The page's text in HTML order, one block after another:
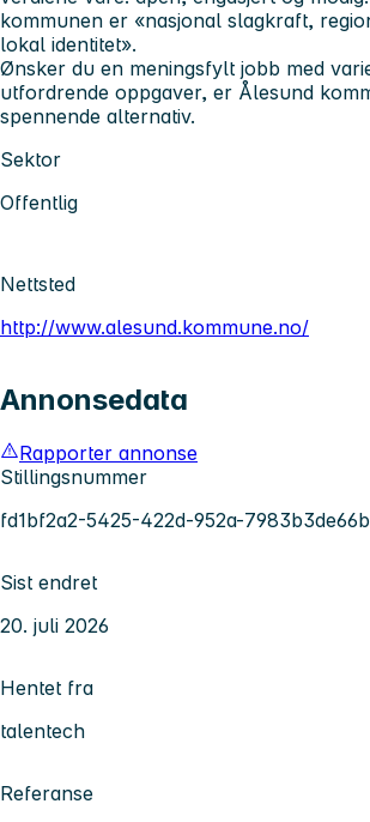
kommunen er «nasjonal slagkraft,
lokal identitet».
Ønsker du en meningsfylt jobb med
utfordrende oppgaver, er Ålesund
spennende alternativ.
Sektor
Offentlig
Nettsted
http://www.alesund.kommune.no/
Annonsedata
Rapporter annonse
Stillingsnummer
fd1bf2a2-5425-422d-952a-
Sist endret
20. juli 2026
Hentet fra
talentech
Referanse